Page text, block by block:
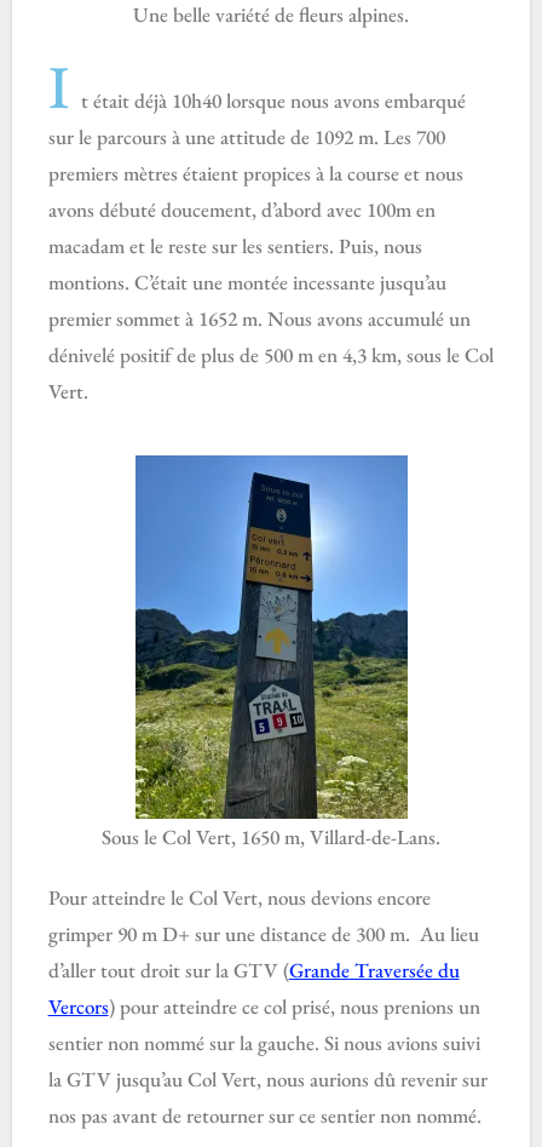
Une belle variété de fleurs alpines.
I t était déjà 10h40 lorsque nous avons embarqué
sur le parcours à une attitude de 1092 m. Les 700
premiers mètres étaient propices à la course et nous
avons débuté doucement, d’abord avec 100m en
macadam et le reste sur les sentiers. Puis, nous
montions. C’était une montée incessante jusqu’au
premier sommet à 1652 m. Nous avons accumulé un
dénivelé positif de plus de 500 m en 4,3 km, sous le Col
Vert.
Sous le Col Vert, 1650 m, Villard-de-Lans.
Pour atteindre le Col Vert, nous devions encore
grimper 90 m D+ sur une distance de 300 m. Au lieu
d’aller tout droit sur la GTV (Grande Traversée du
Vercors) pour atteindre ce col prisé, nous prenions un
sentier non nommé sur la gauche. Si nous avions suivi
la GTV jusqu’au Col Vert, nous aurions dû revenir sur
nos pas avant de retourner sur ce sentier non nommé.